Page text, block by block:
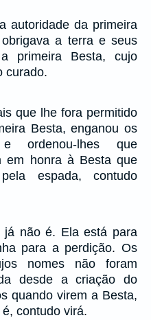
autoridade da primeira
a terra e seus
primeira Besta, cujo
curado.
que lhe fora permitido
Besta, enganou os
ordenou-lhes que
em honra à Besta que
espada, contudo
não é. Ela está para
para a perdição. Os
nomes não foram
desde a criação do
quando virem a Besta,
contudo virá.